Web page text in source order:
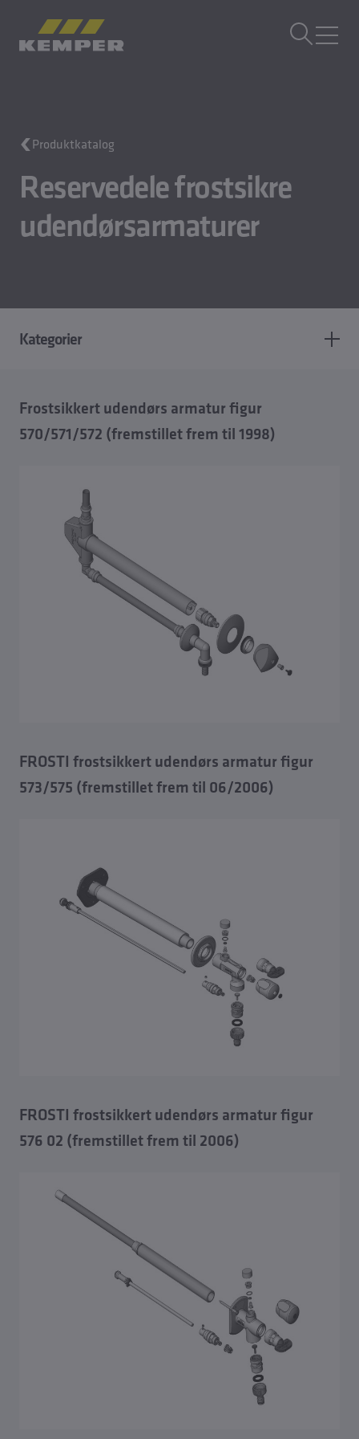
Støbeteknik
Valseprodukter
Virksomhed
Karriere
DA| DK Sprogskifter
Produktkatalog
Reservedele frostsikre
udendørsarmaturer
Kategorier
Reservedele afspærringsventiler
tilbagestrømningssikringer
Reservedele trykreduktionsventiler og filtre
Reservedele reguleringsventiler
Frostsikkert udendørs armatur figur
570/571/572 (fremstillet frem til 1998)
FROSTI frostsikkert udendørs armatur figur
573/575 (fremstillet frem til 06/2006)
FROSTI frostsikkert udendørs armatur figur
576 02 (fremstillet frem til 2006)